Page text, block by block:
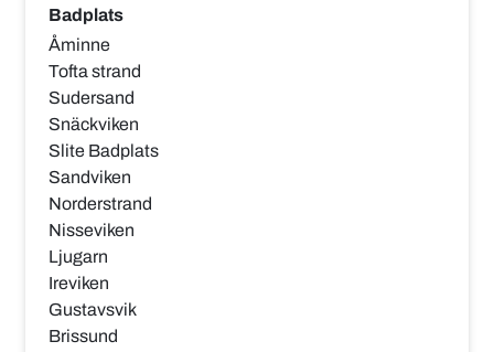
Badplats
Åminne
Tofta strand
Sudersand
Snäckviken
Slite Badplats
Sandviken
Norderstrand
Nisseviken
Ljugarn
Ireviken
Gustavsvik
Brissund